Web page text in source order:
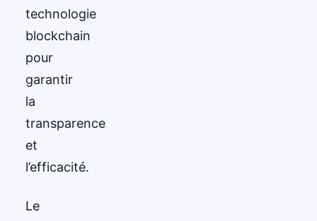
technologie
blockchain
pour
garantir
la
transparence
et
l’efficacité.
Le